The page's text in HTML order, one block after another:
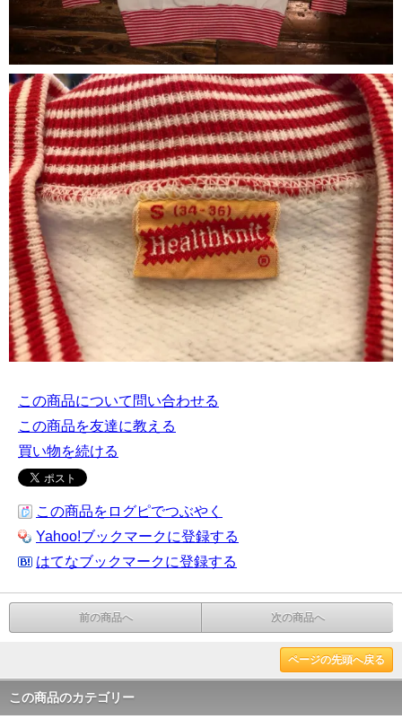
この商品について問い合わせる
この商品を友達に教える
買い物を続ける
この商品をログピでつぶやく
Yahoo!ブックマークに登録する
はてなブックマークに登録する
前の商品へ 次の商品へ
ページの先頭へ戻る
この商品のカテゴリー